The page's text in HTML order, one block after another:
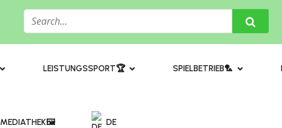
​LEISTUNGSSPORT🏆 SPIELBETRIEB🏸
MEDIATHEK🖼️​ DE